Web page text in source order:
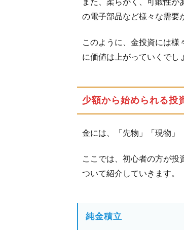
また、柔らかく、可鍛性
の電子部品など様々な需要
このように、金投資には様
に価値は上がっていくでし
少額から始められる投
金には、「先物」「現物」
ここでは、初心者の方が投
ついて紹介していきます。
純金積立